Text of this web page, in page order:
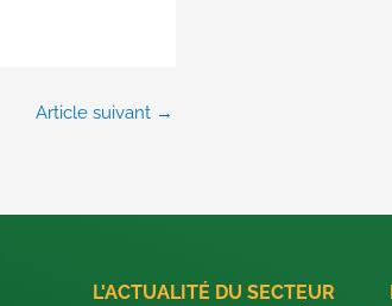
Article suivant →
L'ACTUALITÉ DU SECTEUR